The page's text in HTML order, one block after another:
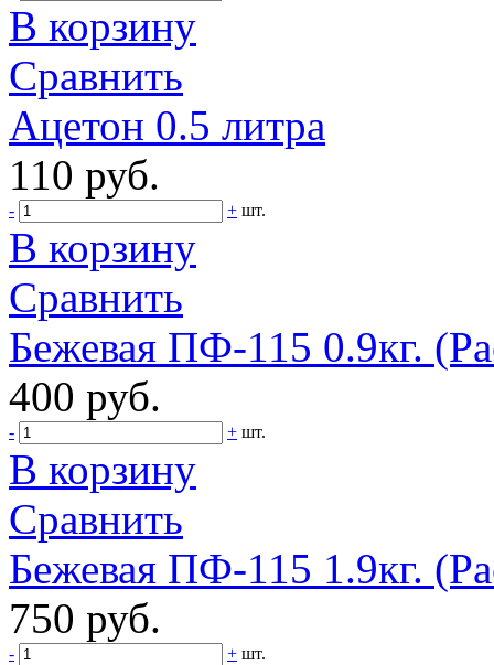
В корзину
Сравнить
Ацетон 0.5 литра
110 руб.
- + шт.
В корзину
Сравнить
Бежевая ПФ-115 0.9кг.
400 руб.
- + шт.
В корзину
Сравнить
Бежевая ПФ-115 1.9кг.
750 руб.
- + шт.